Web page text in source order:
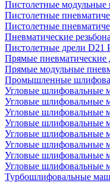
Пистолетные модульные
Пистолетные
Пистолетные
Пневматические
Пистолетные дрели D21
Прямые пневматические
Прямые модульные
Промышленные
Угловые шлифовальные
Угловые шлифовальные
Угловые шлифовальные
Угловые шлифовальные
Угловые шлифовальные
Угловые шлифовальные
Угловые шлифовальные
Угловые шлифовальные
Турбошлифовальные